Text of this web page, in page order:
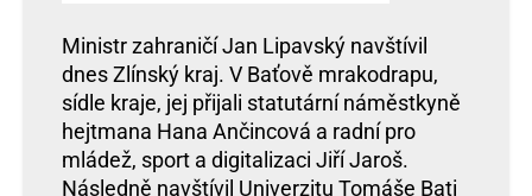
Ministr zahraničí Jan Lipavský navštívil
dnes Zlínský kraj. V Baťově mrakodrapu,
sídle kraje, jej přijali statutární náměstkyně
hejtmana Hana Ančincová a radní pro
mládež, sport a digitalizaci Jiří Jaroš.
Následně navštívil Univerzitu Tomáše Bati